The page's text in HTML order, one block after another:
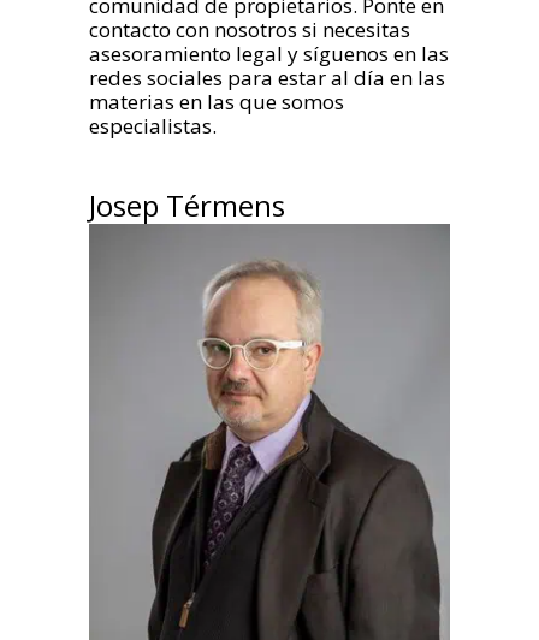
contacto con nosotros si necesitas
asesoramiento legal y síguenos en las
redes sociales para estar al día en las
materias en las que somos
especialistas.
Josep Térmens